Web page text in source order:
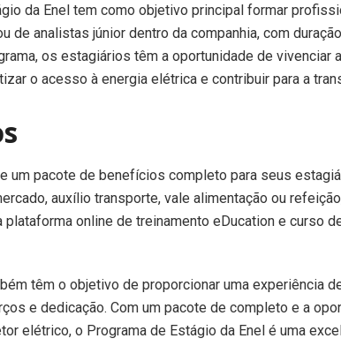
da Enel tem como objetivo principal formar
de analistas júnior dentro da companhia, com
os estagiários têm a oportunidade de vivenciar
o acesso à energia elétrica e contribuir para a
um pacote de benefícios completo para seus
auxílio transporte, vale alimentação ou
plataforma online de treinamento eDucation e curso
têm o objetivo de proporcionar uma experiência
e dedicação. Com um pacote de completo e a
elétrico, o Programa de Estágio da Enel é uma